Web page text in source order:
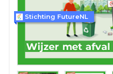
Stichting FutureNL